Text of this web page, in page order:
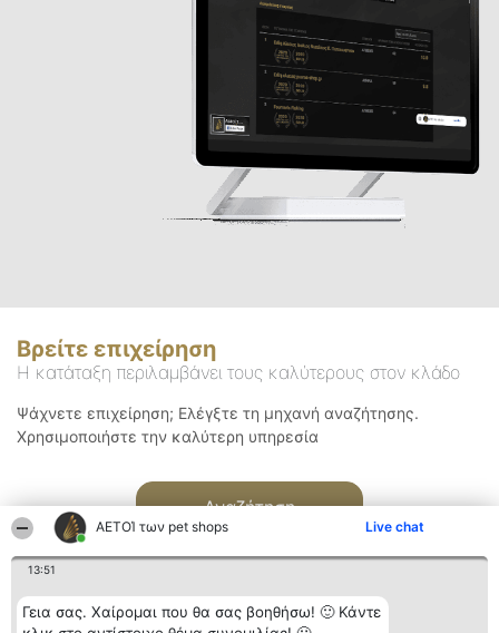
ΑΕΤΟΊ των pet shops Live chat
13:51
Γεια σας. Χαίρομαι που θα σας βοηθήσω! 🙂 Κάντε
Βρείτε επιχείρηση
Η κατάταξη περιλαμβάνει τους καλύτερους στον κλάδο
Ψάχνετε επιχείρηση; Ελέγξτε τη μηχανή αναζήτησης.
Χρησιμοποιήστε την καλύτερη υπηρεσία
Αναζήτηση